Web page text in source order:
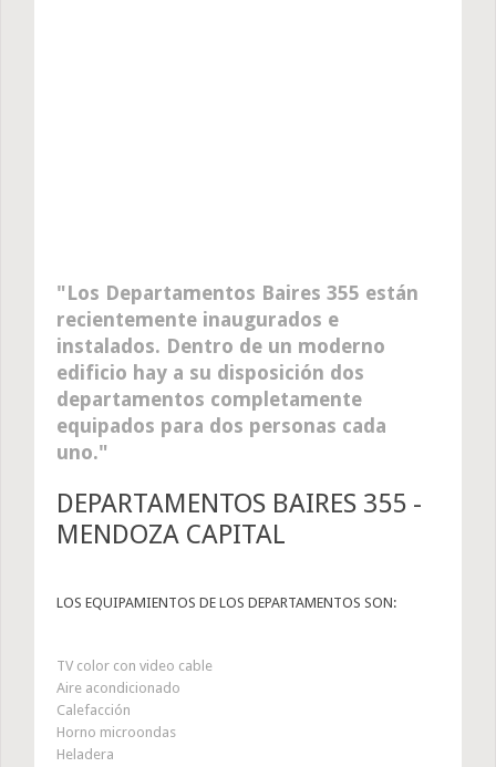
Los Departamentos Baires 355 están
recientemente inaugurados e
instalados. Dentro de un moderno
edificio hay a su disposición dos
departamentos completamente
equipados para dos personas cada
uno.
DEPARTAMENTOS BAIRES 355 -
MENDOZA CAPITAL
LOS EQUIPAMIENTOS DE LOS DEPARTAMENTOS SON:
TV color con video cable
Aire acondicionado
Calefacción
Horno microondas
Heladera